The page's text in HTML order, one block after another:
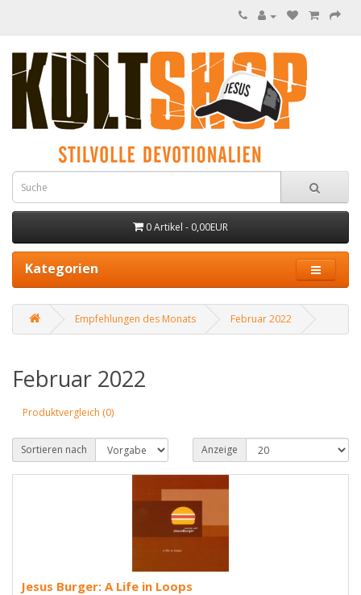
0 Artikel - 0,00EUR
Kategorien
Empfehlungen des Monats Februar 2022
Februar 2022
Produktvergleich (0)
Sortieren nach Anzeige
Jesus Burger: A Life in Loops